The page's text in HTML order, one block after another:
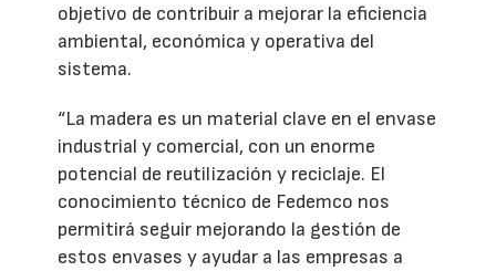
objetivo de contribuir a mejorar la eficiencia
ambiental, económica y operativa del
sistema.
“La madera es un material clave en el envase
industrial y comercial, con un enorme
potencial de reutilización y reciclaje. El
conocimiento técnico de Fedemco nos
permitirá seguir mejorando la gestión de
estos envases y ayudar a las empresas a